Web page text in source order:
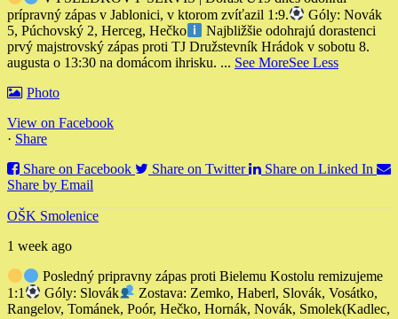
prípravný zápas v Jablonici, v ktorom zvíťazil 1:9.
Góly: Novák
5, Púchovský 2, Herceg, Hečko
Najbližšie odohrajú dorastenci
prvý majstrovský zápas proti TJ Družstevník Hrádok v sobotu 8.
augusta o 13:30 na domácom ihrisku. ... See MoreSee Less
Photo
View on Facebook
· Share
Share on Facebook
Share on Twitter
Share on Linked In
Share by Email
OŠK Smolenice
1 week ago
Posledný pripravny zápas proti Bielemu Kostolu remizujeme
1:1
Góly: Slovák
Zostava: Zemko, Haberl, Slovák, Vosátko,
Rangelov, Tománek, Poór, Hečko, Hornák, Novák, Smolek(Kadlec,